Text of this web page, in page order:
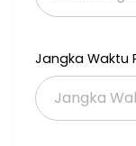
Jangka Waktu